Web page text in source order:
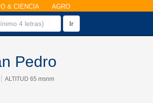
& CIENCIA AGRO
Ir
Pedro
ALTITUD 65 msnm